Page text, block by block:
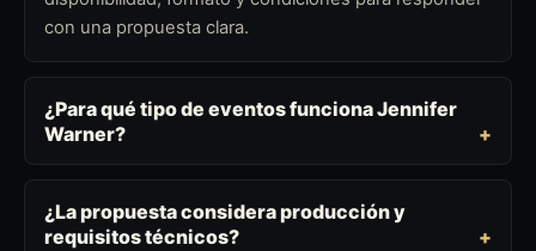
con una propuesta clara.
¿Para qué tipo de eventos funciona Jennifer
Warner?
¿La propuesta considera producción y
requisitos técnicos?